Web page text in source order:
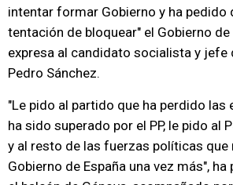
intentar formar Gobierno y ha pedido
tentación de bloquear" el Gobierno de
expresa al candidato socialista y jefe
Pedro Sánchez.
"Le pido al partido que ha perdido las
ha sido superado por el PP, le pido al
y al resto de las fuerzas políticas que
Gobierno de España una vez más",